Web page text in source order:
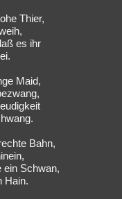
Thier,
es ihr
Maid,
Bahn,
ein Schwan,
Hain.